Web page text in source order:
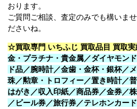
おります。
ご質問ご相談、査定のみでも構いま
ださいね。
☆買取専門 いちふじ 買取品目 買取
金・プラチナ・貴金属／ダイヤモン
ド品／腕時計／金歯・金杯・銀杯／
珠／勲章・トロフィー／置き時計／
はがき／収入印紙／商品券／金券／
／ビール券／旅行券／テレホンカー